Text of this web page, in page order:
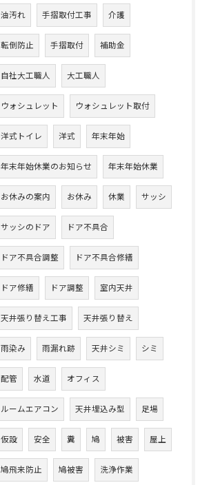
油汚れ 手摺取付工事 介護
転倒防止 手摺取付 補助金
自社大工職人 大工職人
ウォシュレット ウォシュレット取付
洋式トイレ 洋式 年末年始
年末年始休業のお知らせ 年末年始休業
お休みの案内 お休み 休業 サッシ
サッシのドア ドア不具合
ドア不具合調整 ドア不具合修繕
ドア修繕 ドア調整 室内天井
天井張り替え工事 天井張り替え
雨染み 雨漏れ跡 天井シミ シミ
配管 水道 オフィス
ルームエアコン 天井埋込み型 足場
仮設 安全 糞 鳩 被害 屋上
鳩飛来防止 鳩被害 洗浄作業